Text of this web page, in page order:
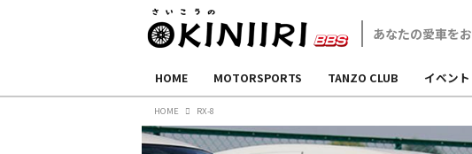
HOME MOTORSPORTS TANZO CLUB イベント
HOME RX-8